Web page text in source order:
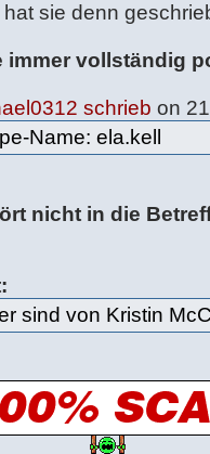
hat sie denn
immer vollständig
schrieb on
Name: ela.kell
nicht in die
sind von Kristin